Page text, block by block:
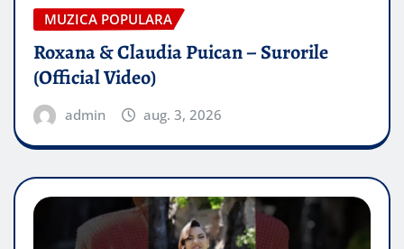
MUZICA POPULARA
Roxana & Claudia Puican – Surorile
(Official Video)
admin aug. 3, 2026